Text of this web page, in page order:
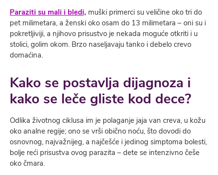
Paraziti su mali i bledi, muški primerci su veličine oko tri do
pet milimetara, a ženski oko osam do 13 milimetara – oni su i
pokretljiviji, a njihovo prisustvo je nekada moguće otkriti i u
stolici, golim okom. Brzo naseljavaju tanko i debelo crevo
domaćina.
Kako se postavlja dijagnoza i
kako se leče gliste kod dece?
Odlika životnog ciklusa im je polaganje jaja van creva, u kožu
oko analne regije; ono se vrši obično noću, što dovodi do
osnovnog, najvažnijeg, a najčešće i jedinog simptoma bolesti,
bolje reći prisustva ovog parazita – dete se intenzivno češe
oko čmara.